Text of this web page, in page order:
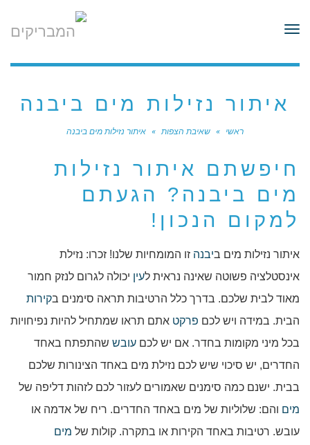
תפריט
איתור נזילות מים ביבנה
ראשי » שאיבת הצפות » איתור נזילות מים ביבנה
חיפשתם איתור נזילות
מים ביבנה? הגעתם
למקום הנכון!
איתור נזילות מים ביבנה זו המומחיות שלנו! זכרו: נזילת
אינסטלציה פשוטה שאינה נראית לעין יכולה לגרום לנזק חמור
מאוד לבית שלכם. בדרך כלל הרטיבות תראה סימנים בקירות
הבית. במידה ויש לכם פרקט אתם תראו שמתחיל להיות נפיחויות
בכל מיני מקומות בחדר. אם יש לכם עובש שהתפתח באחד
החדרים, יש סיכוי שיש לכם נזילת מים באחד הצינורות שלכם
בבית. ישנם כמה סימנים שאמורים לעזור לכם לזהות דליפה של
מים והם: שלוליות של מים באחד החדרים. ריח של אדמה או
עובש. רטיבות באחד הקירות או בתקרה. קולות של מים